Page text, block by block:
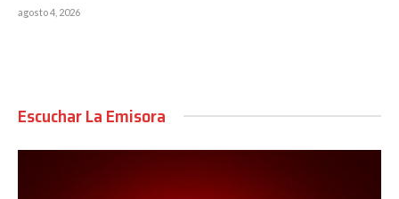
agosto 4, 2026
Escuchar La Emisora